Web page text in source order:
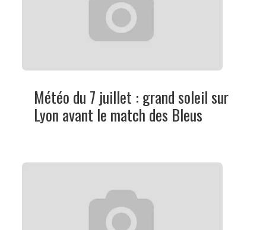
Météo du 7 juillet : grand soleil sur
Lyon avant le match des Bleus